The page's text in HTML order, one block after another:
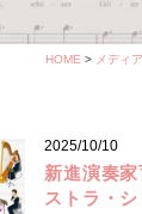
HOME > メディア
2025/10/10
新進演奏
ストラ・シ